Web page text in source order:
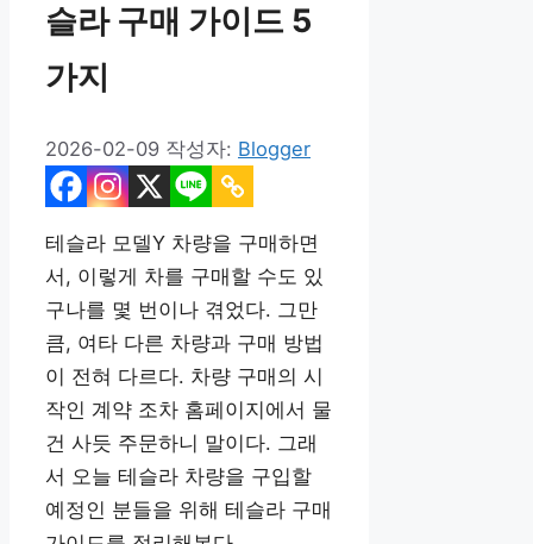
슬라 구매 가이드 5
가지
2026-02-09 작성자: Blogger
테슬라 모델Y 차량을 구매하면
서, 이렇게 차를 구매할 수도 있
구나를 몇 번이나 겪었다. 그만
큼, 여타 다른 차량과 구매 방법
이 전혀 다르다. 차량 구매의 시
작인 계약 조차 홈페이지에서 물
건 사듯 주문하니 말이다. 그래
서 오늘 테슬라 차량을 구입할
예정인 분들을 위해 테슬라 구매